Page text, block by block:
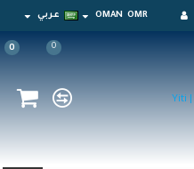
OMR
OMAN عربي
0
0